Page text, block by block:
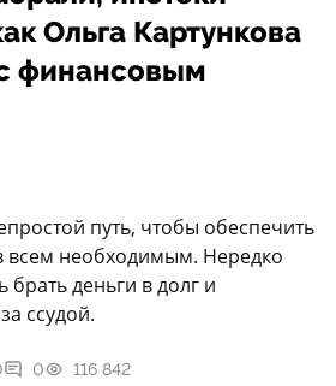
Ольга Картункова
финансовым
путь, чтобы обеспечить
всем необходимым. Нередко
брать деньги в долг и
ссудой.
0 116 842